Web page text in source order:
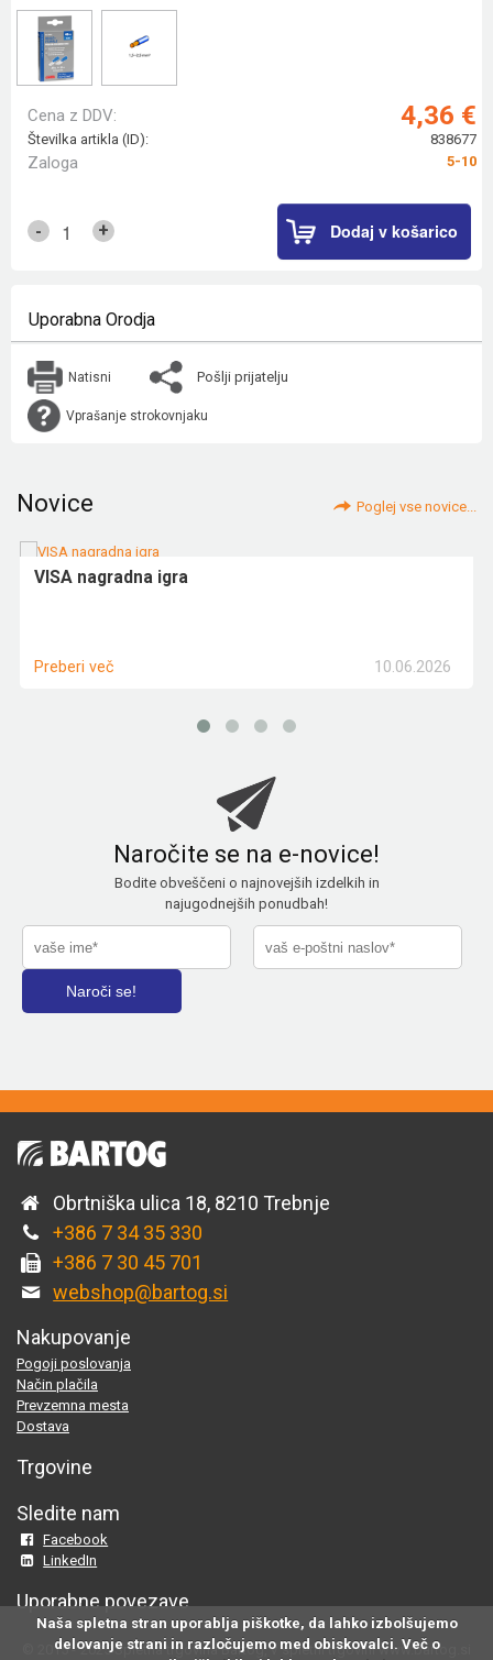
Cena z DDV: 4,36 €
Številka artikla (ID): 838677
Zaloga 5-10
- + Dodaj v košarico
Uporabna Orodja
Natisni Pošlji prijatelju
Vprašanje strokovnjaku
Novice Poglej vse novice...
VISA nagradna igra
10.06.2026
Preberi več
Naročite se na e-novice!
Bodite obveščeni o najnovejših izdelkih in
najugodnejših ponudbah!
Obrtniška ulica 18, 8210 Trebnje
+386 7 34 35 330
+386 7 30 45 701
webshop@bartog.si
Nakupovanje
Pogoji poslovanja
Način plačila
Prevzemna mesta
Dostava
Trgovine
Sledite nam
Facebook
LinkedIn
Uporabne povezave
© 2015 - 2025 Spletna trgovina Bartog, v spletni trgovini www.bartog.si
Naša spletna stran uporablja piškotke, da lahko izbolšujemo
delovanje strani in razločujemo med obiskovalci. Več o